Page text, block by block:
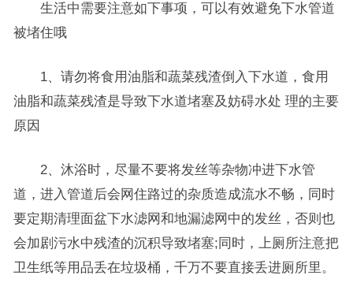
生活中需要注意如下事项，可以有效避免下水管道
被堵住哦
1、请勿将食用油脂和蔬菜残渣倒入下水道，食用
油脂和蔬菜残渣是导致下水道堵塞及妨碍水处 理的主要
原因
2、沐浴时，尽量不要将发丝等杂物冲进下水管
道，进入管道后会网住路过的杂质造成流水不畅，同时
要定期清理面盆下水滤网和地漏滤网中的发丝，否则也
会加剧污水中残渣的沉积导致堵塞;同时，上厕所注意把
卫生纸等用品丢在垃圾桶，千万不要直接丢进厕所里。